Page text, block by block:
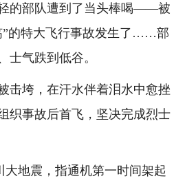
的部队遭到了当头棒喝——被
”的特大飞行事故发生了……部
士气跌到低谷。
垮，在汗水伴着泪水中愈挫
织事故后首飞，坚决完成烈士
地震，指通机第一时间架起